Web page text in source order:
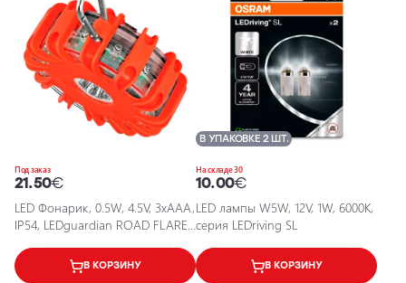
Под заказ
21.50€
LED Фонарик, 0.5W, 4.5V, 3xAAA,
IP54, LEDguardian ROAD FLARE
В КОРЗИНУ
На складе 30
В УПАКОВКЕ 2 ШТ.
10.00€
LED лампы W5W, 12V, 1W, 6000K,
серия LEDriving SL
В КОРЗИНУ